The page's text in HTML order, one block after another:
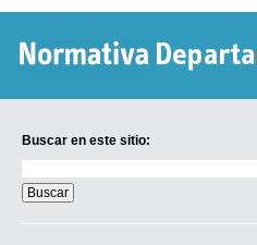
Buscar en este sitio:
en
este
sitio: